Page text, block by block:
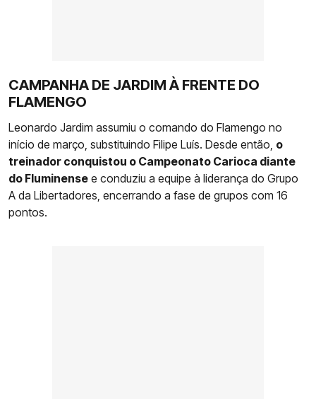
CAMPANHA DE JARDIM À FRENTE DO
FLAMENGO
Leonardo Jardim assumiu o comando do Flamengo no
início de março, substituindo Filipe Luís. Desde então, o
treinador conquistou o Campeonato Carioca diante
do Fluminense e conduziu a equipe à liderança do Grupo
A da Libertadores, encerrando a fase de grupos com 16
pontos.